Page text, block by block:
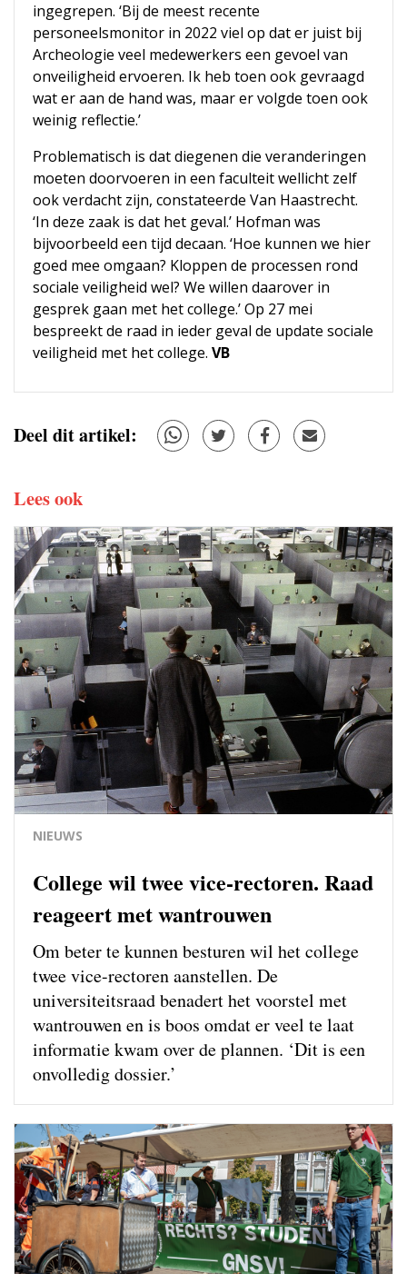
ingegrepen. ‘Bij de meest recente
personeelsmonitor in 2022 viel op dat er juist bij
Archeologie veel medewerkers een gevoel van
onveiligheid ervoeren. Ik heb toen ook gevraagd
wat er aan de hand was, maar er volgde toen ook
weinig reflectie.’
Problematisch is dat diegenen die veranderingen
moeten doorvoeren in een faculteit wellicht zelf
ook verdacht zijn, constateerde Van Haastrecht.
‘In deze zaak is dat het geval.’ Hofman was
bijvoorbeeld een tijd decaan. ‘Hoe kunnen we hier
goed mee omgaan? Kloppen de processen rond
sociale veiligheid wel? We willen daarover in
gesprek gaan met het college.’ Op 27 mei
bespreekt de raad in ieder geval de update sociale
veiligheid met het college. VB
Deel dit artikel:
Lees ook
NIEUWS
College wil twee vice-rectoren. Raad
reageert met wantrouwen
Om beter te kunnen besturen wil het college
twee vice-rectoren aanstellen. De
universiteitsraad benadert het voorstel met
wantrouwen en is boos omdat er veel te laat
informatie kwam over de plannen. ‘Dit is een
onvolledig dossier.’